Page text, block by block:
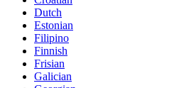
Dutch
Estonian
Filipino
Finnish
Frisian
Galician